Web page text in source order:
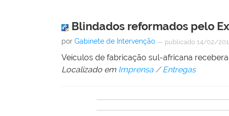
Blindados reformados pelo
por Gabinete de Intervenção — publicado 14/02/
Veículos de fabricação sul-africana
Localizado em Imprensa /Entregas